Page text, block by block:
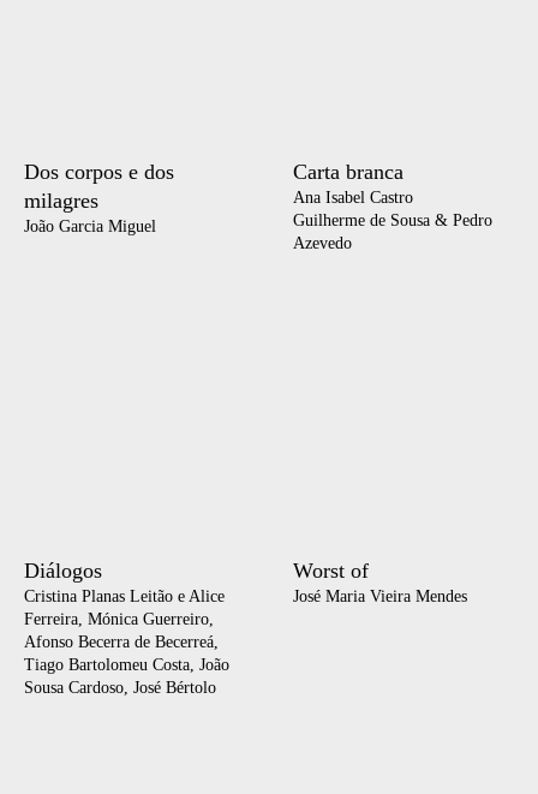
Dos corpos e dos
milagres
João Garcia Miguel
Carta branca
Ana Isabel Castro
Guilherme de Sousa & Pedro
Azevedo
Diálogos
Cristina Planas Leitão e Alice
Ferreira, Mónica Guerreiro,
Afonso Becerra de Becerreá,
Tiago Bartolomeu Costa, João
Sousa Cardoso, José Bértolo
Worst of
José Maria Vieira Mendes